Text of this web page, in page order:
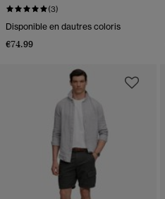
(3)
Disponible en dautres coloris
€74.99